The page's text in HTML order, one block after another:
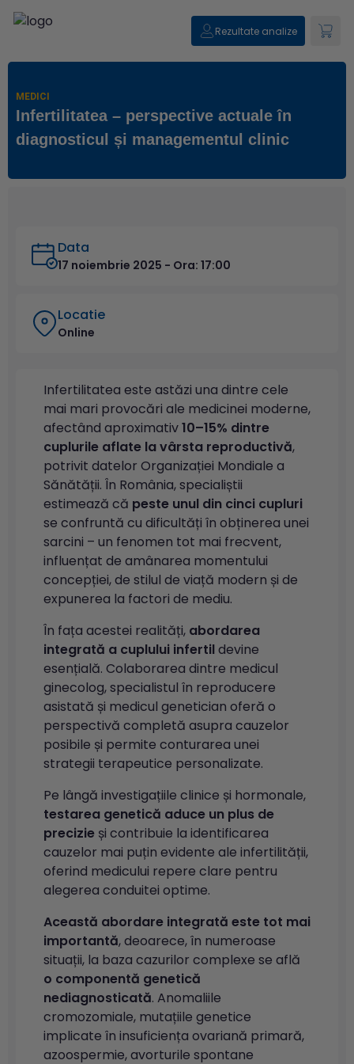
Rezultate analize
MEDICI
Infertilitatea – perspective actuale în
diagnosticul și managementul clinic
Data
17 noiembrie 2025 - Ora: 17:00
Locatie
Online
Infertilitatea este astăzi una dintre cele
mai mari provocări ale medicinei moderne,
afectând aproximativ10–15% dintre
cuplurile aflate la vârsta reproductivă,
potrivit datelor Organizației Mondiale a
Sănătății. În România, specialiștii
estimează că peste unul din cinci cupluri
se confruntă cu dificultăți în obținerea unei
sarcini – un fenomen tot mai frecvent,
influențat de amânarea momentului
concepției, de stilul de viață modern și de
expunerea la factori de mediu.
În fața acestei realități, abordarea
integrată a cuplului infertildevine
esențială. Colaborarea dintre medicul
ginecolog, specialistul în reproducere
asistată și medicul genetician oferă o
perspectivă completă asupra cauzelor
posibile și permite conturarea unei
strategii terapeutice personalizate.
Pe lângă investigațiile clinice și hormonale,
testarea genetică aduce un plus de
precizie și contribuie la identificarea
cauzelor mai puțin evidente ale infertilității,
oferind medicului repere clare pentru
alegerea conduitei optime.
Această abordare integrată este tot mai
importantă, deoarece, în numeroase
situații, la baza cazurilor complexe se află
o componentă genetică
nediagnosticată. Anomaliile
cromozomiale, mutațiile genetice
implicate în insuficiența ovariană primară,
azoospermie, avorturile spontane